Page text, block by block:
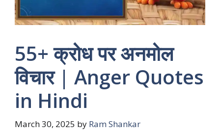
55+ क्रोध पर अनमोल
विचार | Anger Quotes
in Hindi
March 30, 2025 by Ram Shankar